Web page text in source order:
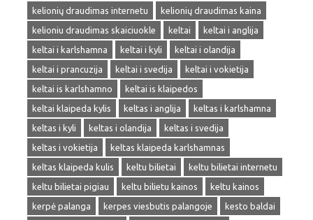
kelionių draudimas internetu
kelionių draudimas kaina
kelioniu draudimas skaiciuokle
keltai
keltai i anglija
keltai i karlshamna
keltai i kyli
keltai i olandija
keltai i prancuzija
keltai i svedija
keltai i vokietija
keltai is karlshamno
keltai is klaipedos
keltai klaipeda kylis
keltas i anglija
keltas i karlshamna
keltas i kyli
keltas i olandija
keltas i svedija
keltas i vokietija
keltas klaipeda karlshamnas
keltas klaipeda kulis
keltu bilietai
keltu bilietai internetu
keltu bilietai pigiau
keltu bilietu kainos
keltu kainos
kerpė palanga
kerpes viesbutis palangoje
kesto baldai